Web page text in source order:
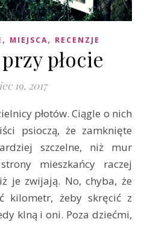
, MIEJSCA, RECENZJE
przy płocie
19, 2017
psioczą, że zamknięte
szczelne, niż mur
mieszkańcy raczej
je zwijają. No, chyba, że
kilometr, żeby skręcić z
klną i oni. Poza dziećmi,